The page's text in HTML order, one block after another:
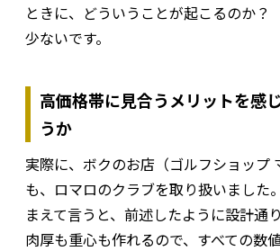
ときに、どういうことが起こるのか
少ないです。
高価格帯に見合うメリットを感
うか
実際に、ボクのお店（ゴルフショップ
も、ロマロのクラブを取り扱いました
まえて言うと、前述したように設計通
肉厚も重心も作れるので、すべての数